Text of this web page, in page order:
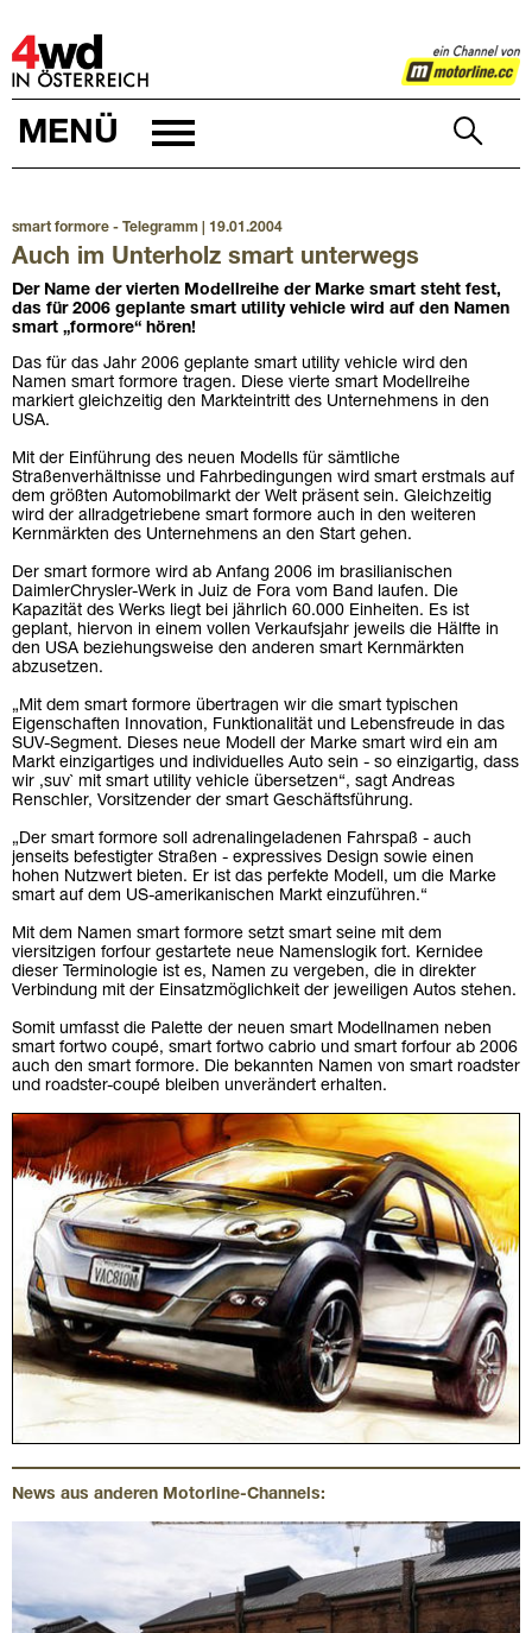
4WD
MENÜ
smart formore - Telegramm | 19.01.2004
Auch im Unterholz smart unterwegs
Der Name der vierten Modellreihe der Marke smart steht fest,
das für 2006 geplante smart utility vehicle wird auf den Namen
smart „formore“ hören!
Das für das Jahr 2006 geplante smart utility vehicle wird den
Namen smart formore tragen. Diese vierte smart Modellreihe
markiert gleichzeitig den Markteintritt des Unternehmens in den
USA.
Mit der Einführung des neuen Modells für sämtliche
Straßenverhältnisse und Fahrbedingungen wird smart erstmals auf
dem größten Automobilmarkt der Welt präsent sein. Gleichzeitig
wird der allradgetriebene smart formore auch in den weiteren
Kernmärkten des Unternehmens an den Start gehen.
Der smart formore wird ab Anfang 2006 im brasilianischen
DaimlerChrysler-Werk in Juiz de Fora vom Band laufen. Die
Kapazität des Werks liegt bei jährlich 60.000 Einheiten. Es ist
geplant, hiervon in einem vollen Verkaufsjahr jeweils die Hälfte in
den USA beziehungsweise den anderen smart Kernmärkten
abzusetzen.
„Mit dem smart formore übertragen wir die smart typischen
Eigenschaften Innovation, Funktionalität und Lebensfreude in das
SUV-Segment. Dieses neue Modell der Marke smart wird ein am
Markt einzigartiges und individuelles Auto sein - so einzigartig, dass
wir ‚suv` mit smart utility vehicle übersetzen“, sagt Andreas
Renschler, Vorsitzender der smart Geschäftsführung.
„Der smart formore soll adrenalingeladenen Fahrspaß - auch
jenseits befestigter Straßen - expressives Design sowie einen
hohen Nutzwert bieten. Er ist das perfekte Modell, um die Marke
smart auf dem US-amerikanischen Markt einzuführen.“
Mit dem Namen smart formore setzt smart seine mit dem
viersitzigen forfour gestartete neue Namenslogik fort. Kernidee
dieser Terminologie ist es, Namen zu vergeben, die in direkter
Verbindung mit der Einsatzmöglichkeit der jeweiligen Autos stehen.
Somit umfasst die Palette der neuen smart Modellnamen neben
smart fortwo coupé, smart fortwo cabrio und smart forfour ab 2006
auch den smart formore. Die bekannten Namen von smart roadster
und roadster-coupé bleiben unverändert erhalten.
News aus anderen Motorline-Channels: